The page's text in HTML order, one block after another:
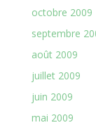
octobre 2009
septembre
août 2009
juillet 2009
juin 2009
mai 2009